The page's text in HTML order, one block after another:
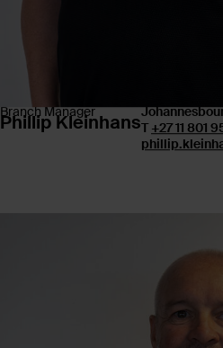
Branch Manager
Phillip KleinhansT +27 11 801